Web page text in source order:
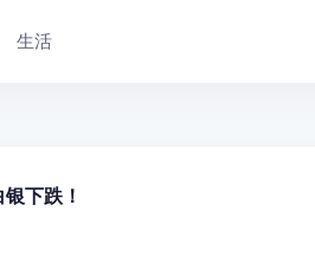
生活
下跌！